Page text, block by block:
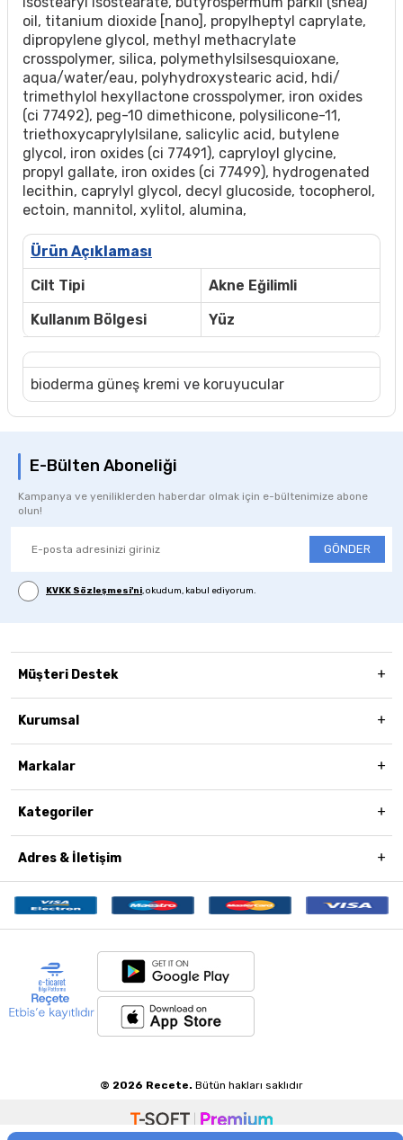
oil, titanium dioxide [nano], propylheptyl caprylate,
dipropylene glycol, methyl methacrylate
crosspolymer, silica, polymethylsilsesquioxane,
aqua/water/eau, polyhydroxystearic acid, hdi/
trimethylol hexyllactone crosspolymer, iron oxides
(ci 77492), peg-10 dimethicone, polysilicone-11,
triethoxycaprylylsilane, salicylic acid, butylene
glycol, iron oxides (ci 77491), capryloyl glycine,
propyl gallate, iron oxides (ci 77499), hydrogenated
lecithin, caprylyl glycol, decyl glucoside, tocopherol,
ectoin, mannitol, xylitol, alumina,
Ürün Açıklaması
Cilt Tipi
Akne Eğilimli
Kullanım Bölgesi
Yüz
bioderma güneş kremi ve koruyucular
E-Bülten Aboneliği
Kampanya ve yeniliklerden haberdar olmak için e-bültenimize abone
olun!
GÖNDER
KVKK Sözleşmesi'ni, okudum, kabul ediyorum.
Müşteri Destek
Kurumsal
Markalar
Kategoriler
Adres & İletişim
© 2026 Recete. Bütün hakları saklıdır